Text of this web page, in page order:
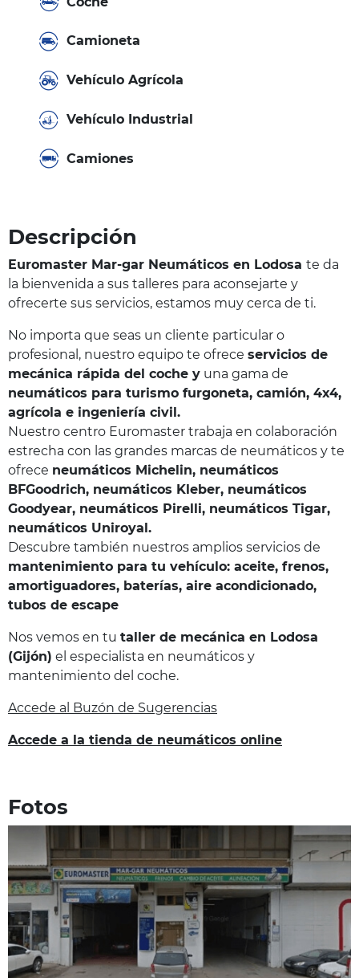
Camioneta
Vehículo Agrícola
Vehículo Industrial
Camiones
Descripción
Euromaster Mar-gar Neumáticos en Lodosa te da
la bienvenida a sus talleres para aconsejarte y
ofrecerte sus servicios, estamos muy cerca de ti.
No importa que seas un cliente particular o
profesional, nuestro equipo te ofrece servicios de
mecánica rápida del coche y una gama de
neumáticos para turismo furgoneta, camión, 4x4,
agrícola e ingeniería civil.
Nuestro centro Euromaster trabaja en colaboración
estrecha con las grandes marcas de neumáticos y te
ofrece neumáticos Michelin, neumáticos
BFGoodrich, neumáticos Kleber, neumáticos
Goodyear, neumáticos Pirelli, neumáticos Tigar,
neumáticos Uniroyal.
Descubre también nuestros amplios servicios de
mantenimiento para tu vehículo: aceite, frenos,
amortiguadores, baterías, aire acondicionado,
tubos de escape
Nos vemos en tu taller de mecánica en Lodosa
(Gijón) el especialista en neumáticos y
mantenimiento del coche.
Accede al Buzón de Sugerencias
Accede a la tienda de neumáticos online
Fotos